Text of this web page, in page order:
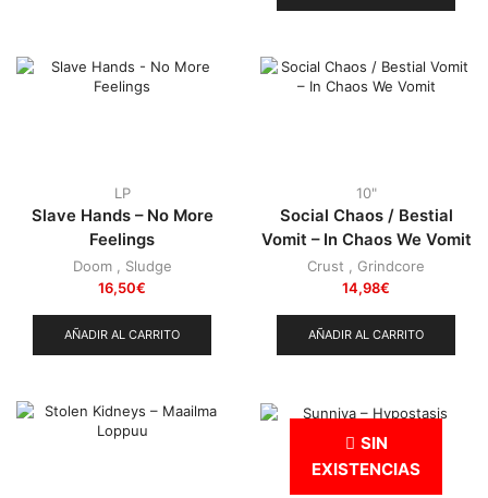
LP
Slave Hands – No More
Feelings
Doom, Sludge
16,50€
AÑADIR AL CARRITO
10"
Social Chaos / Bestial
Vomit – In Chaos We Vomit
Crust , Grindcore
14,98€
AÑADIR AL CARRITO
SIN
EXISTENCIAS